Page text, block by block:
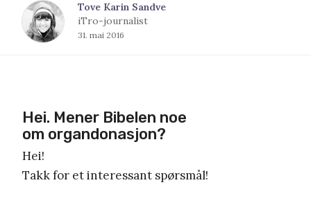
Tove Karin Sandve
iTro-journalist
31. mai 2016
Hei. Mener Bibelen noe
om organdonasjon?
Hei!
Takk for et interessant spørsmål!